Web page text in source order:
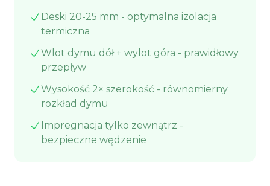
Deski 20-25 mm - optymalna izolacja
termiczna
Wlot dymu dół + wylot góra - prawidłowy
przepływ
Wysokość 2× szerokość - równomierny
rozkład dymu
Impregnacja tylko zewnątrz -
bezpieczne wędzenie